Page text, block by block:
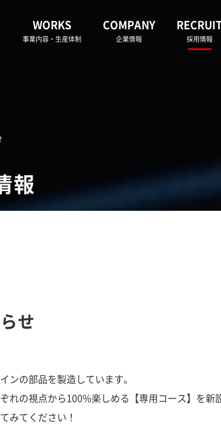
WORKS
事業内容・生産体制
COMPANY
企業情報 採用情報
報
せ
ンの部品を製造しています。
の視点から100%楽しめる【専用コース】を新
みてください！